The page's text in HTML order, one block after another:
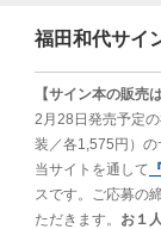
福田和代サイ
【サイン本の販売
2月28日発売予定
装／各1,575円）の
当サイトを通して
スです。ご応募の
ただきます。 お１